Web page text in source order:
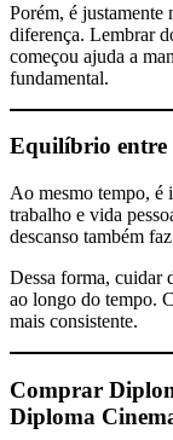
Porém, é justamente
diferença. Lembrar
começou ajuda a
fundamental.
Equilíbrio entre
Ao mesmo tempo, é
trabalho e vida
descanso também
Dessa forma, cuidar
ao longo do tempo.
mais consistente.
Comprar
Diploma